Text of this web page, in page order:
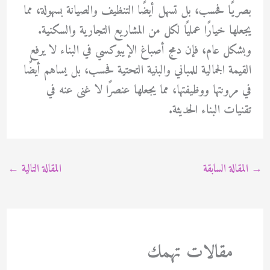
بصريًا فحسب، بل تسهل أيضًا التنظيف والصيانة بسهولة، مما
يجعلها خيارًا عمليًا لكل من المشاريع التجارية والسكنية.
وبشكل عام، فإن دمج أصباغ الإيبوكسي في البناء لا يرفع
القيمة الجمالية للمباني والبنية التحتية فحسب، بل يساهم أيضًا
في مرونتها ووظيفتها، مما يجعلها عنصرًا لا غنى عنه في
تقنيات البناء الحديثة.
→ المقالة السابقة المقالة التالية ←
مقالات تهمك